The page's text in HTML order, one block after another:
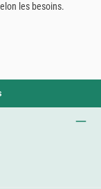
les besoins.